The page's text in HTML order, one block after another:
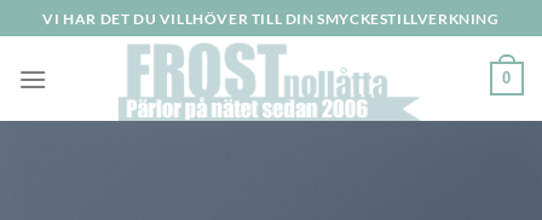
to
content
VI HAR DET DU VILLHÖVER TILL DIN SMYCKESTILLVERKNING
0